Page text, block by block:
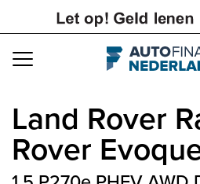
Navigation
Land Rover
Rover